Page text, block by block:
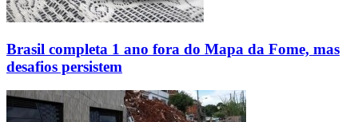
Brasil completa 1 ano fora do Mapa da Fome, mas
desafios persistem